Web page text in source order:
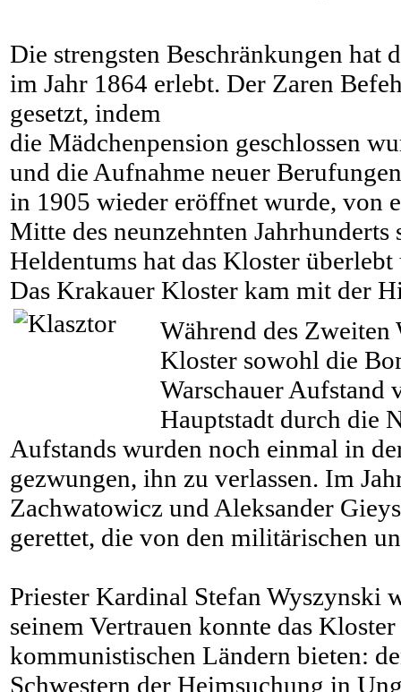
Die strengsten Beschränkungen hat
im Jahr 1864 erlebt. Der Zaren
gesetzt, indem
die Mädchenpension geschlossen
und die Aufnahme neuer
in 1905 wieder eröffnet wurde, von
Mitte des neunzehnten
Heldentums hat das Kloster
Das Krakauer Kloster kam mit der
Während des
Kloster sowohl die
Warschauer Aufstand
Hauptstadt durch die
Aufstands wurden noch einmal in
gezwungen, ihn zu verlassen. Im
Zachwatowicz und Aleksander
gerettet, die von den militärischen
Priester Kardinal Stefan Wyszynski
seinem Vertrauen konnte das
kommunistischen Ländern bieten:
Schwestern der Heimsuchung in